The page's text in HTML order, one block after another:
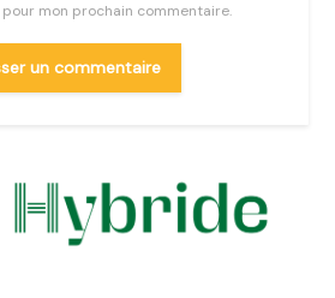
mon prochain commentaire.